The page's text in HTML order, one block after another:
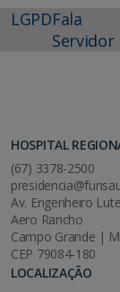
LGPDFala
Servidor
HOSPITAL
(67) 3378-2500
Av. Engenheiro
Aero Rancho
Campo Grande |
CEP 79084-180
LOCALIZAÇÃO